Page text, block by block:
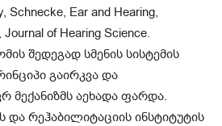
Schnecke, Ear and Hearing,
of Hearing Science.
შედეგად სმენის სისტემის
გაირკვა და
მექანიზმს აეხადა ფარდა.
და რეჰაბილიტაციის ინსტიტუტის